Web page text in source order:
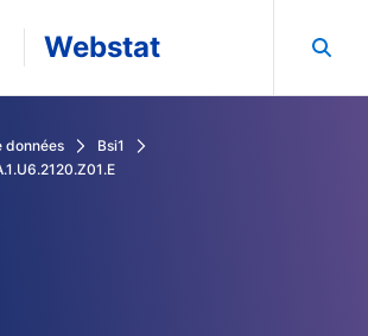
navigation
Webstat
données
Bsi1